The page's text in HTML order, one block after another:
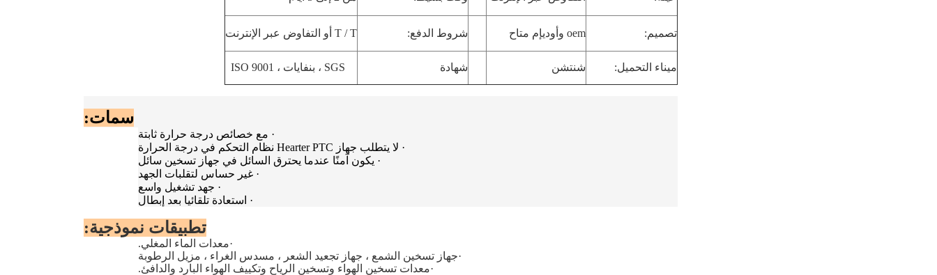
تصميم: oem وأوديإم متاح شروط الدفع: T / T أو التفاوض عبر الإنترنت
ميناء التحميل: شنتشن شهادة SGS ، بنفايات ، ISO 9001
سمات:
· مع خصائص درجة حرارة ثابتة
· لا يتطلب جهاز Hearter PTC نظام التحكم في درجة الحرارة
· يكون آمنًا عندما يحترق السائل في جهاز تسخين سائل
· غير حساس لتقلبات الجهد
· جهد تشغيل واسع
· استعادة تلقائيا بعد إبطال
تطبيقات نموذجية:
·معدات الماء المغلي.
·جهاز تسخين الشمع ، جهاز تجعيد الشعر ، مسدس الغراء ، مزيل الرطوبة
·معدات تسخين الهواء وتسخين الرياح وتكييف الهواء البارد والدافئ.